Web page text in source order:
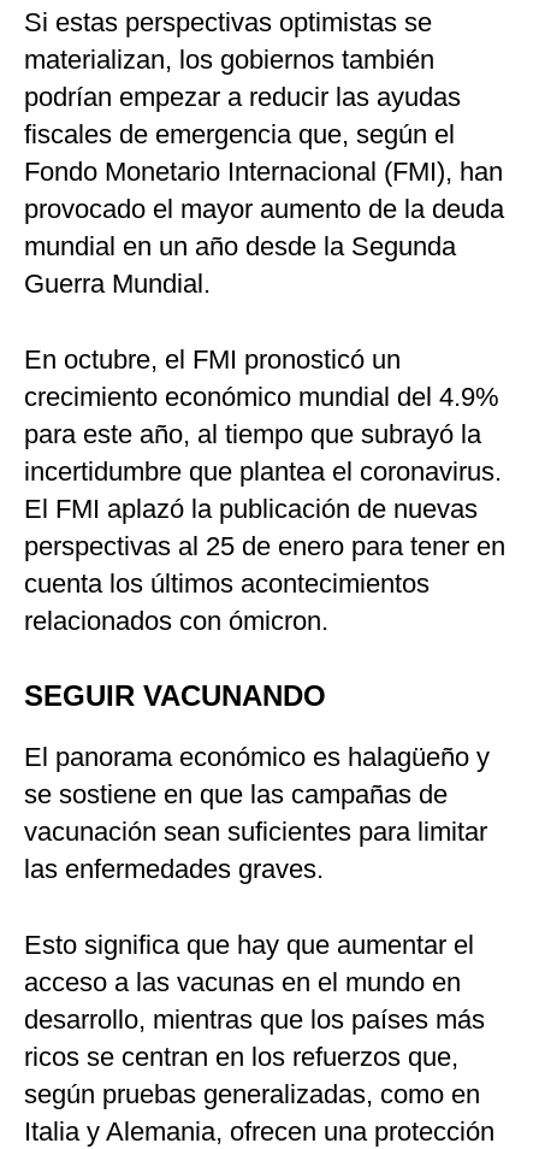
Si estas perspectivas optimistas se
materializan, los gobiernos también
podrían empezar a reducir las ayudas
fiscales de emergencia que, según el
Fondo Monetario Internacional (FMI), han
provocado el mayor aumento de la deuda
mundial en un año desde la Segunda
Guerra Mundial.
En octubre, el FMI pronosticó un
crecimiento económico mundial del 4.9%
para este año, al tiempo que subrayó la
incertidumbre que plantea el coronavirus.
El FMI aplazó la publicación de nuevas
perspectivas al 25 de enero para tener en
cuenta los últimos acontecimientos
relacionados con ómicron.
SEGUIR VACUNANDO
El panorama económico es halagüeño y
se sostiene en que las campañas de
vacunación sean suficientes para limitar
las enfermedades graves.
Esto significa que hay que aumentar el
acceso a las vacunas en el mundo en
desarrollo, mientras que los países más
ricos se centran en los refuerzos que,
según pruebas generalizadas, como en
Italia y Alemania, ofrecen una protección